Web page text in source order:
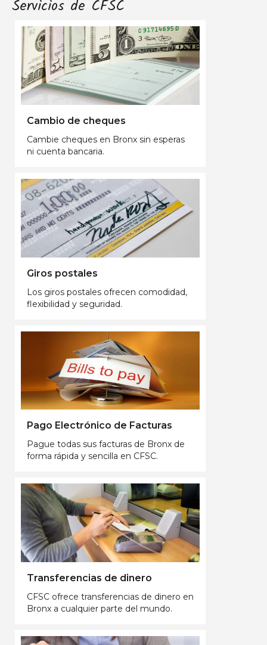
Servicios de CFSC
Cambio de cheques
Cambie cheques en Bronx sin esperas
ni cuenta bancaria.
Giros postales
Los giros postales ofrecen comodidad,
flexibilidad y seguridad.
Pago Electrónico de Facturas
Pague todas sus facturas de Bronx de
forma rápida y sencilla en CFSC.
Transferencias de dinero
CFSC ofrece transferencias de dinero en
Bronx a cualquier parte del mundo.